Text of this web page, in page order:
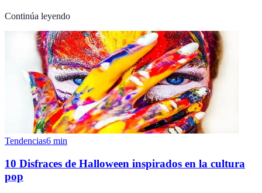
Continúa leyendo
Tendencias6 min
10 Disfraces de Halloween inspirados en la cultura
pop